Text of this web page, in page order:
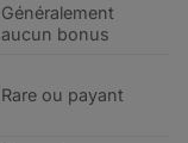
Généralement
aucun bonus
Rare ou payant